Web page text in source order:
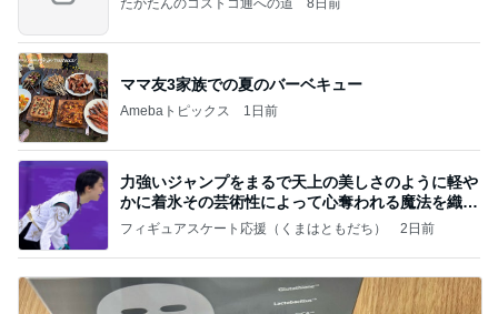
ママ友3家族での夏のバーベキュー
Amebaトピックス 1日前
力強いジャンプをまるで天上の美しさのように軽や
かに着氷その芸術性によって心奪われる魔法を織り
なす
フィギュアスケート応援（くまはともだち） 2日前